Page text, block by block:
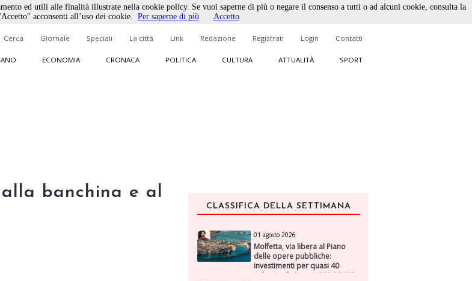
Cerca Giornale Speciali La città Link Redazione Registrati Login Contatti
ECONOMIA CRONACA POLITICA CULTURA ATTUALITÀ SPORT
banchina e al
CLASSIFICA DELLA SETTIMANA
01 agosto 2026
Molfetta, via libera al Piano
delle opere pubbliche:
investimenti per quasi 40
milioni nel triennio 2026-2028
ed utili alle finalità illustrate nella cookie policy. Se vuoi saperne di più o negare il consenso a tutti o ad alcuni cookie, consulta la
acconsenti all’uso dei cookie. Per saperne di più Accetto